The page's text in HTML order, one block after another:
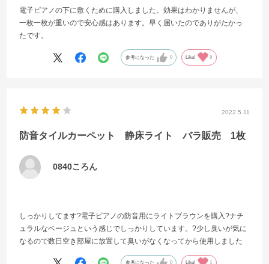
電子ピアノの下に敷くために購入しました。効果はわかりませんが、
一枚一枚が重いので安心感はあります。早く届いたのでありがたかっ
たです。
参考になった 0 Like! 0
2022.5.11
防音タイルカーペット 静床ライト バラ販売 1枚
0840ころん
しっかりしてます?電子ピアノの防音用にライトブラウンを購入?ナチ
ュラルなベージュという感じでしっかりしています。?少し臭いが気に
なるので数日空き部屋に放置して臭いがなくなってから使用しました
参考になった 0 Like! 1